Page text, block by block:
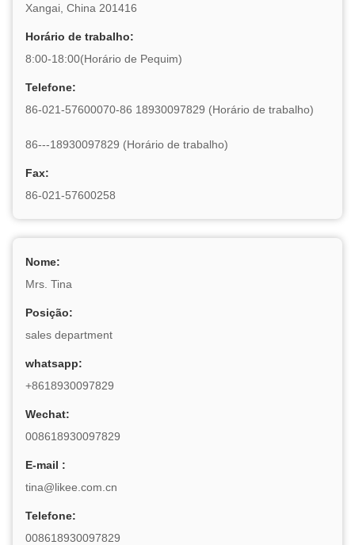
Xangai, China 201416
Horário de trabalho:
8:00-18:00(Horário de Pequim)
Telefone:
86-021-57600070-86 18930097829 (Horário de trabalho)
86---18930097829 (Horário de trabalho)
Fax:
86-021-57600258
Nome:
Mrs. Tina
Posição:
sales department
whatsapp:
+8618930097829
Wechat:
008618930097829
E-mail :
tina@likee.com.cn
Telefone:
008618930097829